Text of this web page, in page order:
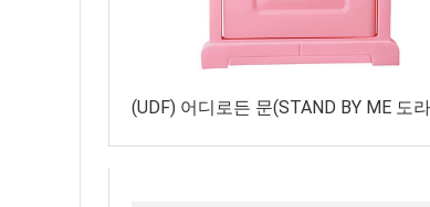
(UDF) 어디로든 문(STAND BY ME 도